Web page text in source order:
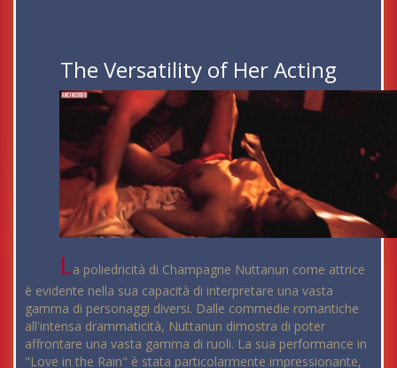
The Versatility of Her Acting
La poliedricità di Champagne Nuttanun come attrice
è evidente nella sua capacità di interpretare una vasta
gamma di personaggi diversi. Dalle commedie romantiche
all'intensa drammaticità, Nuttanun dimostra di poter
affrontare una vasta gamma di ruoli. La sua performance in
"Love in the Rain" è stata particolarmente impressionante,